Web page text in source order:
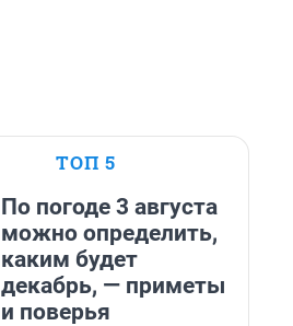
ТОП 5
По погоде 3 августа
можно определить,
каким будет
декабрь, — приметы
и поверья